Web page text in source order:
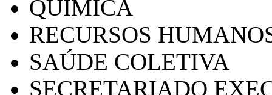
QUÍMICA
RECURSOS
SAÚDE COLETIVA
SECRETARIADO